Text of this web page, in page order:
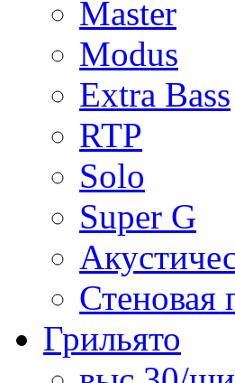
Master
Modus
Extra Bass
RTP
Solo
Super G
Стеновая
Грильято